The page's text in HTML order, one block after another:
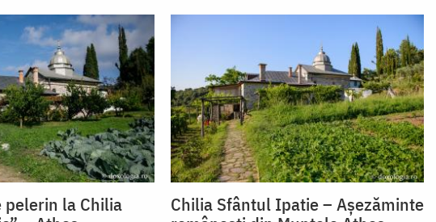
pelerin la Chilia
Chilia Sfântul Ipatie – Așezăminte